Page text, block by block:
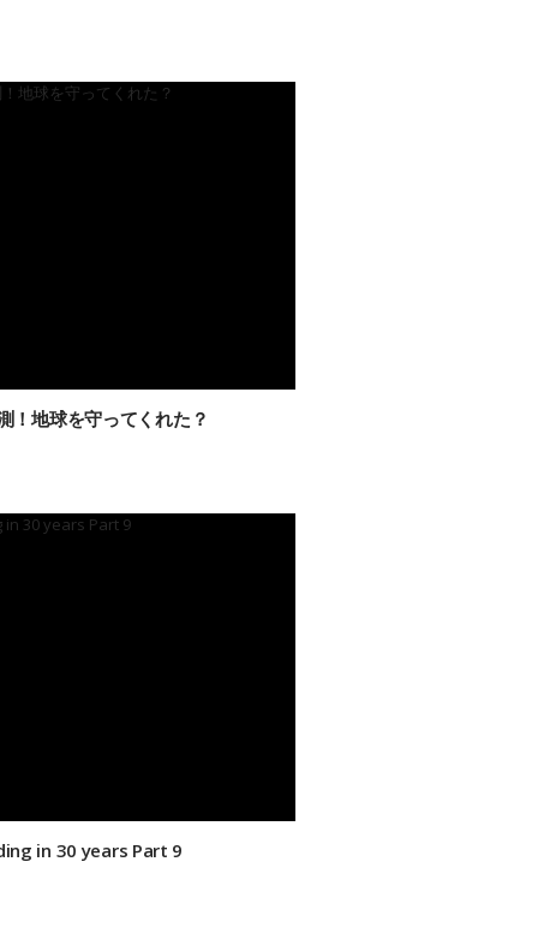
！地球を守ってくれた？
in 30 years Part 9